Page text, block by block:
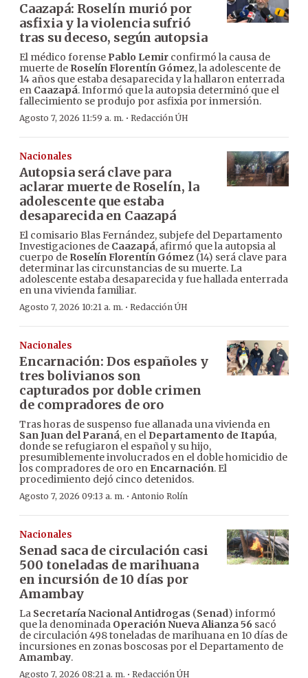
Caazapá: Roselín murió por
asfixia y la violencia sufrió
tras su deceso, según autopsia
El médico forense Pablo Lemir confirmó la causa de
muerte de Roselín Florentín Gómez, la adolescente de
14 años que estaba desaparecida y la hallaron enterrada
en Caazapá. Informó que la autopsia determinó que el
fallecimiento se produjo por asfixia por inmersión.
Agosto 7, 2026 11:59 a. m. · Redacción ÚH
Nacionales
Autopsia será clave para
aclarar muerte de Roselín, la
adolescente que estaba
desaparecida en Caazapá
El comisario Blas Fernández, subjefe del Departamento
Investigaciones de Caazapá, afirmó que la autopsia al
cuerpo de Roselín Florentín Gómez (14) será clave para
determinar las circunstancias de su muerte. La
adolescente estaba desaparecida y fue hallada enterrada
en una vivienda familiar.
Agosto 7, 2026 10:21 a. m. · Redacción ÚH
Nacionales
Encarnación: Dos españoles y
tres bolivianos son
capturados por doble crimen
de compradores de oro
Tras horas de suspenso fue allanada una vivienda en
San Juan del Paraná, en el Departamento de Itapúa,
donde se refugiaron el español y su hijo,
presumiblemente involucrados en el doble homicidio de
los compradores de oro en Encarnación. El
procedimiento dejó cinco detenidos.
Agosto 7, 2026 09:13 a. m. · Antonio Rolín
Nacionales
Senad saca de circulación casi
500 toneladas de marihuana
en incursión de 10 días por
Amambay
La Secretaría Nacional Antidrogas (Senad) informó
que la denominada Operación Nueva Alianza 56 sacó
de circulación 498 toneladas de marihuana en 10 días de
incursiones en zonas boscosas por el Departamento de
Amambay.
Agosto 7, 2026 08:21 a. m. Redacción ÚH